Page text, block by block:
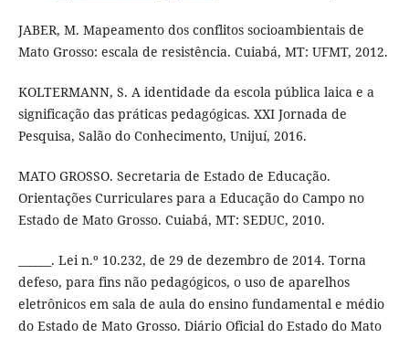
JABER, M. Mapeamento dos conflitos socioambientais de
Mato Grosso: escala de resistência. Cuiabá, MT: UFMT, 2012.
KOLTERMANN, S. A identidade da escola pública laica e a
significação das práticas pedagógicas. XXI Jornada de
Pesquisa, Salão do Conhecimento, Unijuí, 2016.
MATO GROSSO. Secretaria de Estado de Educação.
Orientações Curriculares para a Educação do Campo no
Estado de Mato Grosso. Cuiabá, MT: SEDUC, 2010.
______. Lei n.º 10.232, de 29 de dezembro de 2014. Torna
defeso, para fins não pedagógicos, o uso de aparelhos
eletrônicos em sala de aula do ensino fundamental e médio
do Estado de Mato Grosso. Diário Oficial do Estado do Mato